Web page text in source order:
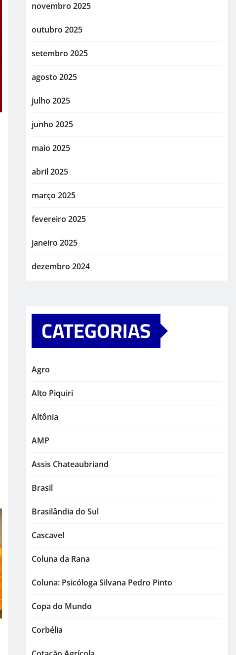
novembro 2025
outubro 2025
setembro 2025
agosto 2025
julho 2025
junho 2025
maio 2025
abril 2025
março 2025
fevereiro 2025
janeiro 2025
dezembro 2024
CATEGORIAS
Agro
Alto Piquiri
Altônia
AMP
Assis Chateaubriand
Brasil
Brasilândia do Sul
Cascavel
Coluna da Rana
Coluna: Psicóloga Silvana Pedro Pinto
Copa do Mundo
Corbélia